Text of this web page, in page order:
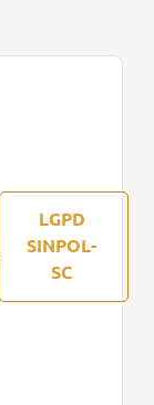
LGPD
SINPOL-
SC